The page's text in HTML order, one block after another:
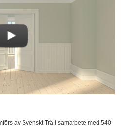
för att mäta, såga, spika
för att kontrollera att
och snickarvinkel är andra
fintandad såg (byggsåg),
och spackel. För uppsättning
av Svenskt Trä i samarbete med 540